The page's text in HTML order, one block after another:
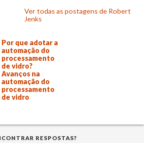
Ver todas as postagens de Robert
Jenks
Por que adotar a
automação do
processamento
de vidro?
Avanços na
automação do
processamento
de vidro
RESPOSTAS?